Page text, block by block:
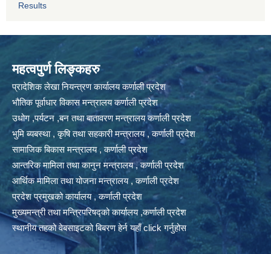
Results
महत्वपुर्ण लिङ्कहरु
प्रादेशिक लेखा नियन्त्रण कार्यालय कर्णाली प्रदेश
भौतिक पूर्वाधार विकास मन्त्रालय कर्णाली प्रदेश
उधोग ,पर्यटन ,बन तथा बातावरण मन्त्रालय कर्णाली प्रदेश
भुमि ब्यबस्था , कृषि तथा सहकारी मन्त्रालय , कर्णाली प्रदेश
सामाजिक बिकास मन्त्रालय , कर्णाली प्रदेश
आन्तरिक मामिला तथा कानुन मन्त्रालय , कर्णाली प्रदेश
आर्थिक मामिला तथा योजना मन्त्रालय , कर्णाली प्रदेश
प्रदेश प्रमुखको कार्यालय , कर्णाली प्रदेश
मुख्यमन्त्री तथा मन्त्रिपरिषद्को कार्यालय ,कर्णाली प्रदेश
स्थानीय तहको वेबसाइटको बिबरण हेर्न यहाँ click गर्नुहोस